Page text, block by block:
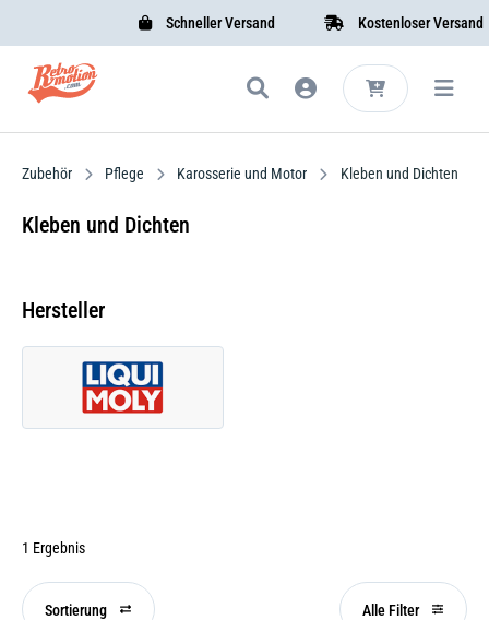
Schneller Versand Kostenloser Versand
Zubehör Pflege Karosserie und Motor Kleben und Dichten
Kleben und Dichten
Hersteller
1 Ergebnis
Sortierung Alle Filter